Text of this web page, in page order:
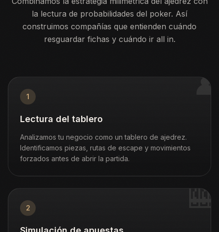
la lectura de probabilidades del poker. Así
construimos compañías que entienden cuándo
resguardar fichas y cuándo ir all in.
♟
1
Lectura del tablero
Analizamos tu negocio como un tablero de ajedrez.
Identificamos piezas, rutas de escape y movimientos
forzados antes de abrir la partida.
🎰
2